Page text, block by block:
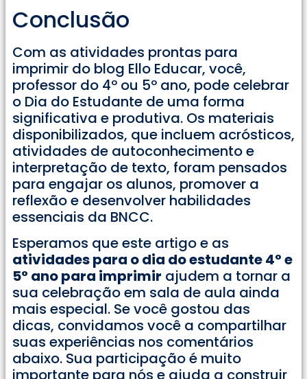
Conclusão
Com as atividades prontas para
imprimir do blog Ello Educar, você,
professor do 4º ou 5º ano, pode celebrar
o Dia do Estudante de uma forma
significativa e produtiva. Os materiais
disponibilizados, que incluem acrósticos,
atividades de autoconhecimento e
interpretação de texto, foram pensados
para engajar os alunos, promover a
reflexão e desenvolver habilidades
essenciais da BNCC.
Esperamos que este artigo e as
atividades para o dia do estudante 4° e
5° ano para imprimir ajudem a tornar a
sua celebração em sala de aula ainda
mais especial. Se você gostou das
dicas, convidamos você a compartilhar
suas experiências nos comentários
abaixo. Sua participação é muito
importante para nós e ajuda a construir